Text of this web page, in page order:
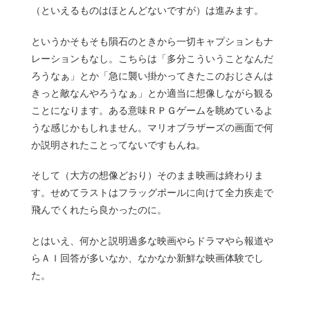
（といえるものはほとんどないですが）は進みます。
というかそもそも隕石のときから一切キャプションもナ
レーションもなし。こちらは「多分こういうことなんだ
ろうなぁ」とか「急に襲い掛かってきたこのおじさんは
きっと敵なんやろうなぁ」とか適当に想像しながら観る
ことになります。ある意味ＲＰＧゲームを眺めているよ
うな感じかもしれません。マリオブラザーズの画面で何
か説明されたことってないですもんね。
そして（大方の想像どおり）そのまま映画は終わりま
す。せめてラストはフラッグポールに向けて全力疾走で
飛んでくれたら良かったのに。
とはいえ、何かと説明過多な映画やらドラマやら報道や
らＡＩ回答が多いなか、なかなか新鮮な映画体験でし
た。